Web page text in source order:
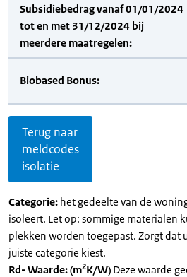
Subsidiebedrag vanaf 01/01/2024
tot en met 31/12/2024 bij
meerdere maatregelen:
Biobased Bonus:
Terug naar
meldcodes
isolatie
Categorie: het gedeelte van de
isoleert. Let op: sommige materialen
plekken worden toegepast. Zorgt dat
juiste categorie kiest.
Rd- Waarde: (m2K/W) Deze waarde